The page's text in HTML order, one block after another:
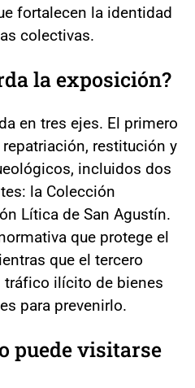
fortalecen la identidad
colectivas.
la exposición?
en tres ejes. El primero
restitución y
incluidos dos
la Colección
Lítica de San Agustín.
que protege el
que el tercero
tráfico ilícito de bienes
para prevenirlo.
puede visitarse